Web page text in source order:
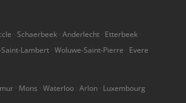
Schaerbeek Anderlecht Etterbeek
Lambert Woluwe-Saint-Pierre Evere
Mons Waterloo Arlon Luxembourg